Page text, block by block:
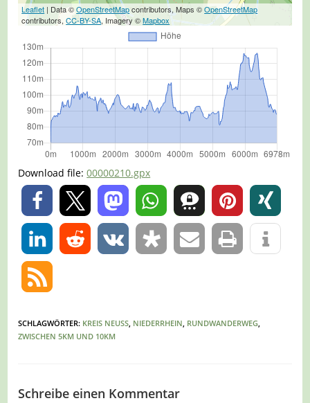
Leaflet | Data ©OpenStreetMapcontributors, Maps ©OpenStreetMap
contributors,CC-BY-SA, Imagery ©Mapbox
Download file:00000210.gpx
0
0
SCHLAGWÖRTER: KREIS NEUSS, NIEDERRHEIN, RUNDWANDERWEG,
ZWISCHEN 5KM UND 10KM
Schreibe einen Kommentar